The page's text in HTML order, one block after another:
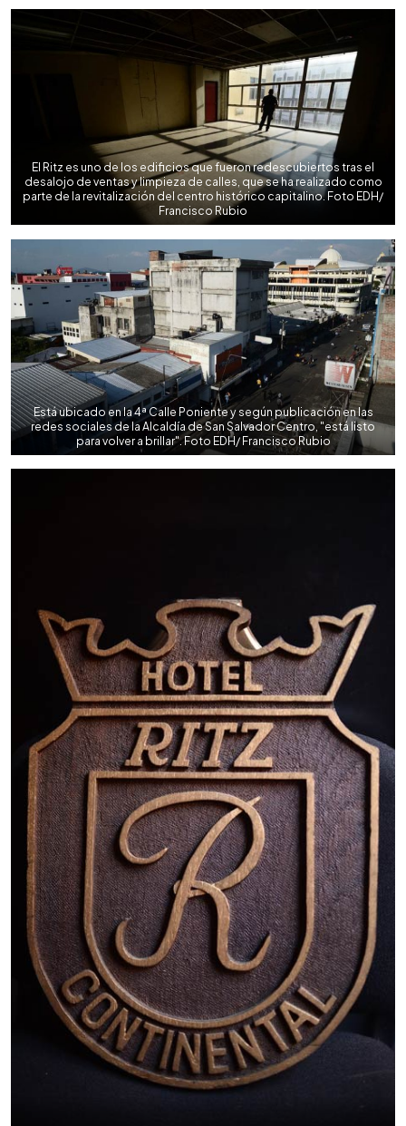
El Ritz es uno de los edificios que fueron redescubiertos tras el
desalojo de ventas y limpieza de calles, que se ha realizado como
parte de la revitalización del centro histórico capitalino. Foto EDH/
Francisco Rubio
Está ubicado en la 4ª Calle Poniente y según publicación en las
redes sociales de la Alcaldía de San Salvador Centro, "está listo
para volver a brillar". Foto EDH/ Francisco Rubio